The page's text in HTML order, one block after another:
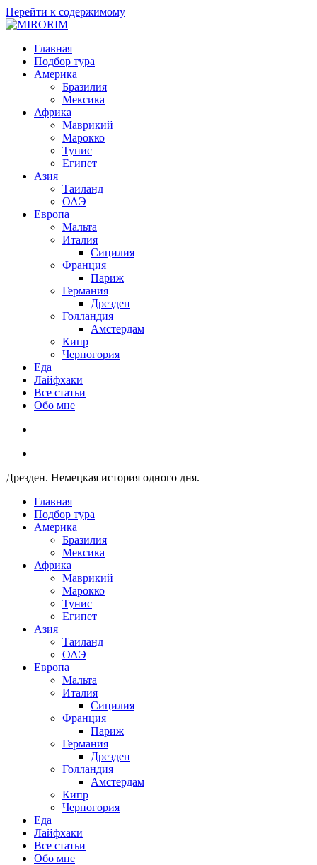
Перейти к содержимому
MIRORIM
Путешествия с умом!
Главная
Подбор тура
Америка
Бразилия
Мексика
Африка
Маврикий
Марокко
Тунис
Египет
Азия
Таиланд
ОАЭ
Европа
Мальта
Италия
Сицилия
Франция
Париж
Германия
Дрезден
Голландия
Амстердам
Кипр
Черногория
Еда
Лайфхаки
Все статьи
Обо мне
Дрезден. Немецкая история одного дня.
Главная
Подбор тура
Америка
Бразилия
Мексика
Африка
Маврикий
Марокко
Тунис
Египет
Азия
Таиланд
ОАЭ
Европа
Мальта
Италия
Сицилия
Франция
Париж
Германия
Дрезден
Голландия
Амстердам
Кипр
Черногория
Еда
Лайфхаки
Все статьи
Обо мне